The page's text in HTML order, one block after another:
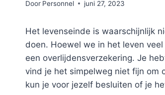
Door Personnel juni 27, 2023
Het levenseinde is waarschijnlijk
doen. Hoewel we in het leven
een overlijdensverzekering. Je
vind je het simpelweg niet fijn om
kun je voor jezelf besluiten of je